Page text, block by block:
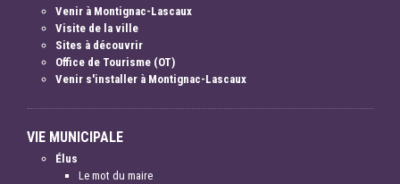
Venir à Montignac-Lascaux
Visite de la ville
Sites à découvrir
Office de Tourisme (OT)
Venir s'installer à Montignac-Lascaux
VIE MUNICIPALE
Élus
Le mot du maire